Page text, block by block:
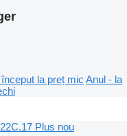
început la preț mic Anul - la